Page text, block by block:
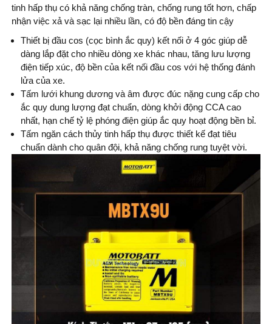
tinh hấp thụ có khả năng chống tràn, chống rung tốt hơn, chấp
nhận việc xả và sạc lại nhiều lần, có độ bền đáng tin cậy
Thiết bị đầu cos (cọc bình ắc quy) kết nối ở 4 góc giúp dễ
dàng lắp đặt cho nhiều dòng xe khác nhau, tăng lưu lượng
điện tiếp xúc, độ bền của kết nối đầu cos với hệ thống đánh
lửa của xe.
Tấm lưới khung dương và âm được đúc nặng cung cấp cho
ắc quy dung lượng đạt chuẩn, dòng khởi động CCA cao
nhất, hạn chế tỷ lệ phóng điện giúp ắc quy hoạt động bền bỉ.
Tấm ngăn cách thủy tinh hấp thụ được thiết kế đạt tiêu
chuẩn dành cho quân đội, khả năng chống rung tuyệt vời.